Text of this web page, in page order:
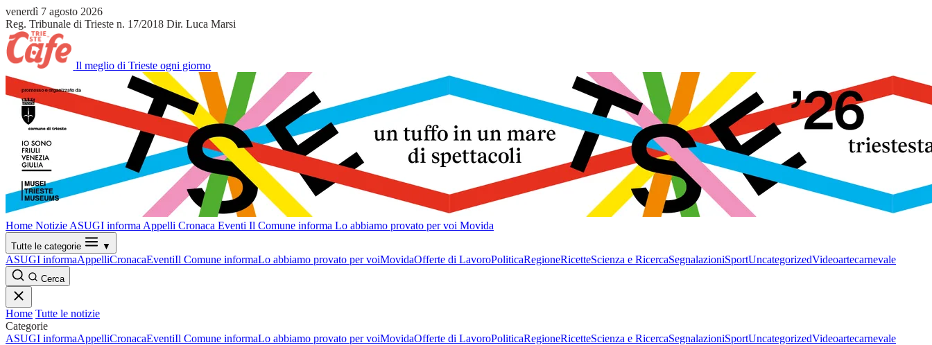
venerdì 7 agosto 2026
Reg. Tribunale di Trieste n. 17/2018 Dir. Luca Marsi
Il meglio di Trieste ogni giorno
Home Notizie ASUGI informa Appelli Cronaca Eventi Il Comune informa Lo abbiamo provato per voi Movida
Tutte le categorie ▼
ASUGI informaAppelliCronacaEventiIl Comune informaLo abbiamo provato per voiMovidaOfferte di LavoroPoliticaRegioneRicetteScienza e RicercaSegnalazioniSportUncategorizedVideoartecarnevale
Cerca
Home Tutte le notizie
Categorie
ASUGI informaAppelliCronacaEventiIl Comune informaLo abbiamo provato per voiMovidaOfferte di LavoroPoliticaRegioneRicetteScienza e RicercaSegnalazioniSportUncategorizedVideoartecarnevale